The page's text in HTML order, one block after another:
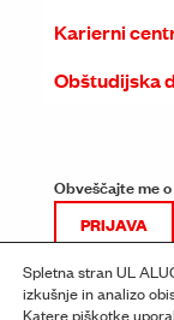
Karierni
Obštudijska
Obveščajte me
PRIJAVA
Spletna stran UL
izkušnje in analizo
Katere piškotke